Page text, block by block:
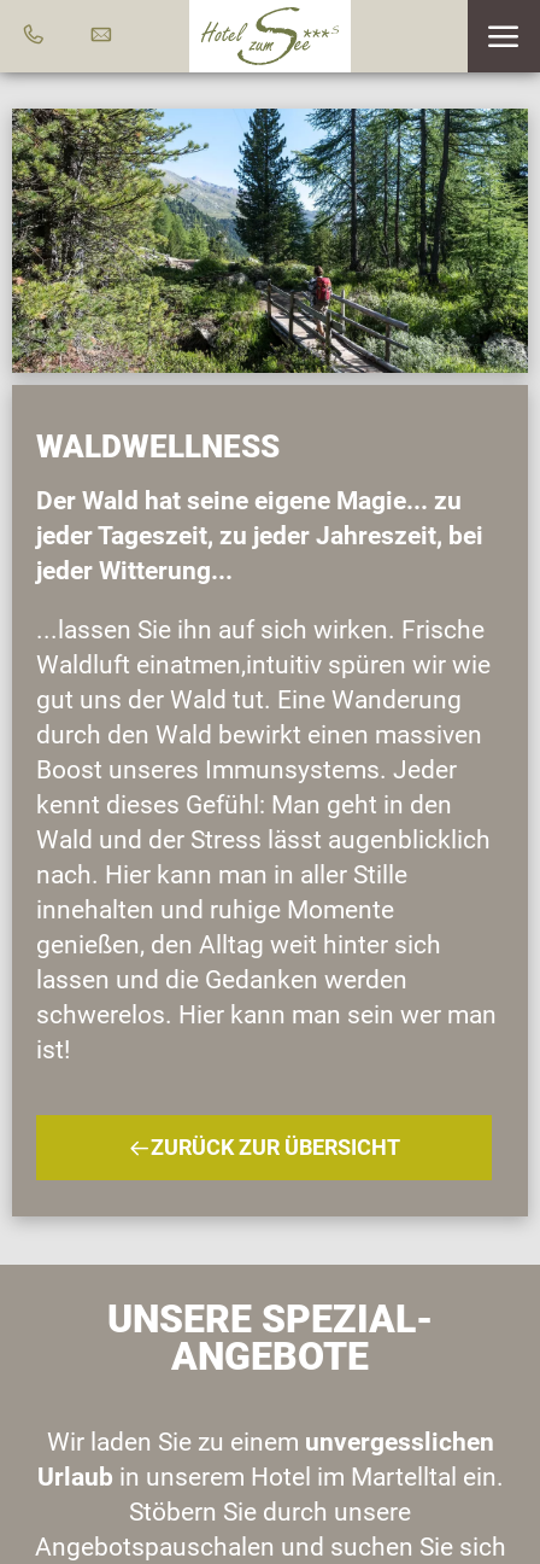
WALDWELLNESS
Der Wald hat seine eigene Magie... zu
jeder Tageszeit, zu jeder Jahreszeit, bei
jeder Witterung...
...lassen Sie ihn auf sich wirken. Frische
Waldluft einatmen,intuitiv spüren wir wie
gut uns der Wald tut. Eine Wanderung
durch den Wald bewirkt einen massiven
Boost unseres Immunsystems. Jeder
kennt dieses Gefühl: Man geht in den
Wald und der Stress lässt augenblicklich
nach. Hier kann man in aller Stille
innehalten und ruhige Momente
genießen, den Alltag weit hinter sich
lassen und die Gedanken werden
schwerelos. Hier kann man sein wer man
ist!
ZURÜCK ZUR ÜBERSICHT
UNSERE SPEZIAL-
ANGEBOTE
Wir laden Sie zu einem unvergesslichen
Urlaub in unserem Hotel im Martelltal ein.
Stöbern Sie durch unsere
Angebotspauschalen und suchen Sie sich